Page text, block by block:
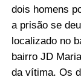
dois homens
a prisão se
localizado no
bairro JD
da vítima. Os